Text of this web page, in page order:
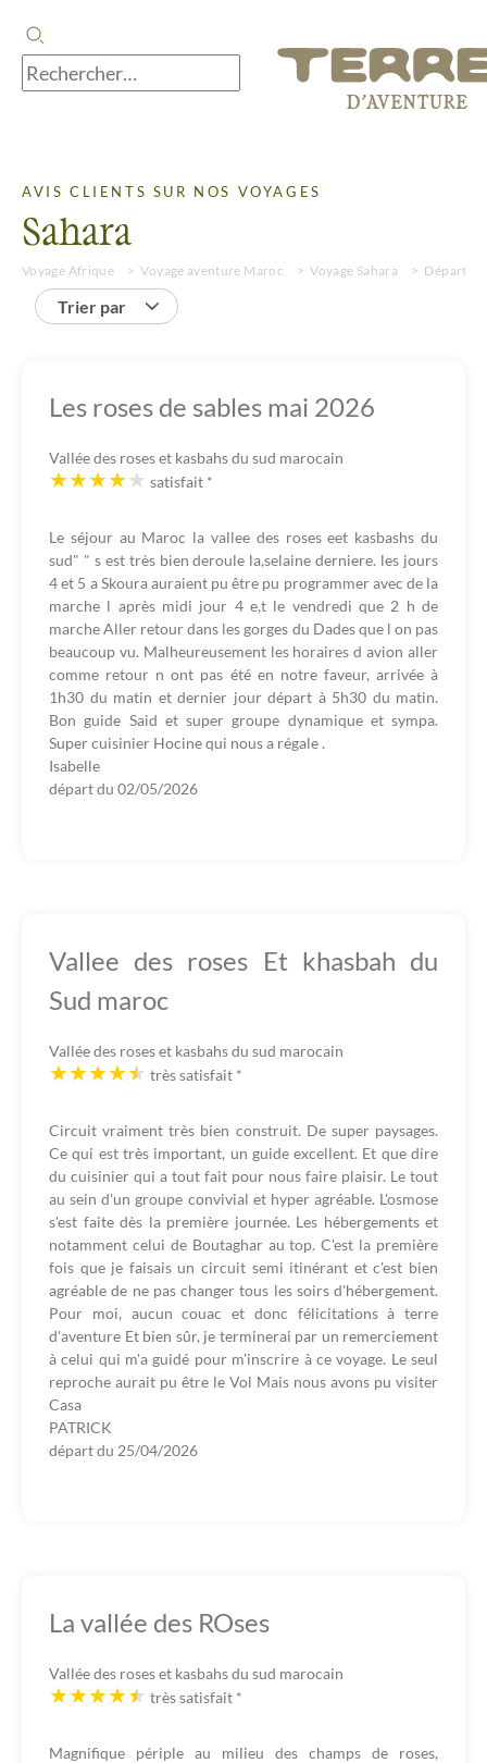
AVIS CLIENTS SUR NOS VOYAGES
Sahara
Voyage Afrique Voyage aventure Maroc Voyage Sahara Départs
Trier par
Les roses de sables mai 2026
Vallée des roses et kasbahs du sud marocain
satisfait *
Le séjour au Maroc la vallee des roses eet kasbashs du
sud" " s est très bien deroule la,selaine derniere. les jours
4 et 5 a Skoura auraient pu être pu programmer avec de la
marche l après midi jour 4 e,t le vendredi que 2 h de
marche Aller retour dans les gorges du Dades que l on pas
beaucoup vu. Malheureusement les horaires d avion aller
comme retour n ont pas été en notre faveur, arrivée à
1h30 du matin et dernier jour départ à 5h30 du matin.
Bon guide Said et super groupe dynamique et sympa.
Super cuisinier Hocine qui nous a régale .
Isabelle
départ du 02/05/2026
Vallee des roses Et khasbah du
Sud maroc
Vallée des roses et kasbahs du sud marocain
très satisfait *
Circuit vraiment très bien construit. De super paysages.
Ce qui est très important, un guide excellent. Et que dire
du cuisinier qui a tout fait pour nous faire plaisir. Le tout
au sein d'un groupe convivial et hyper agréable. L'osmose
s'est faite dès la première journée. Les hébergements et
notamment celui de Boutaghar au top. C'est la première
fois que je faisais un circuit semi itinérant et c'est bien
agréable de ne pas changer tous les soirs d'hébergement.
Pour moi, aucun couac et donc félicitations à terre
d'aventure Et bien sûr, je terminerai par un remerciement
à celui qui m'a guidé pour m'inscrire à ce voyage. Le seul
reproche aurait pu être le Vol Mais nous avons pu visiter
Casa
PATRICK
départ du 25/04/2026
La vallée des ROses
Vallée des roses et kasbahs du sud marocain
très satisfait *
Magnifique périple au milieu des champs de roses,